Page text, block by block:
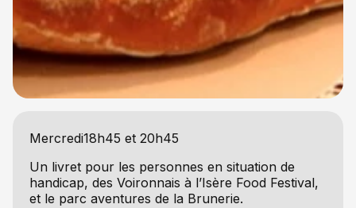
Mercredi18h45 et 20h45
Un livret pour les personnes en situation de
handicap, des Voironnais à l’Isère Food Festival,
et le parc aventures de la Brunerie.